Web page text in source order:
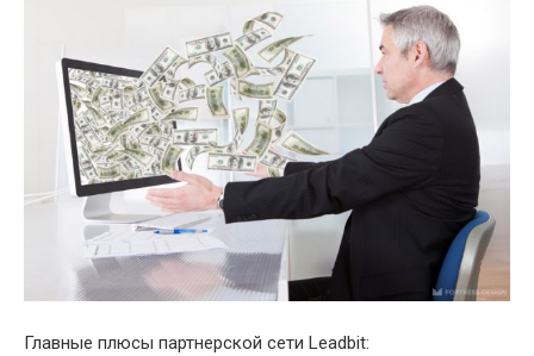
Главные плюсы партнерской сети Leadbit: